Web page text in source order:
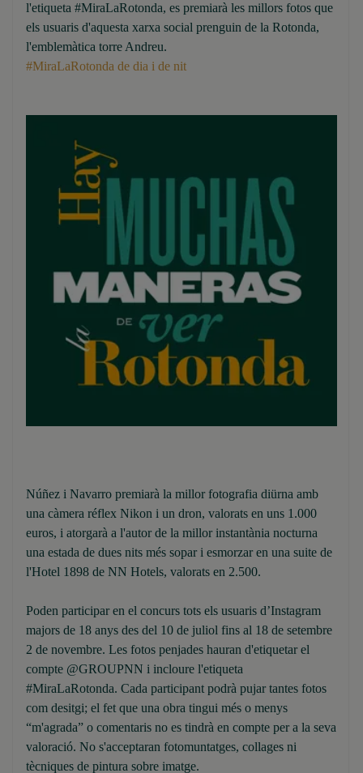
l'etiqueta #MiraLaRotonda, es premiarà les millors fotos que
els usuaris d'aquesta xarxa social prenguin de la Rotonda,
l'emblemàtica torre Andreu.
#MiraLaRotonda de dia i de nit
Núñez i Navarro premiarà la millor fotografia diürna amb
una càmera réflex Nikon i un dron, valorats en uns 1.000
euros, i atorgarà a l'autor de la millor instantània nocturna
una estada de dues nits més sopar i esmorzar en una suite de
l'Hotel 1898 de NN Hotels, valorats en 2.500.
Poden participar en el concurs tots els usuaris d’Instagram
majors de 18 anys des del 10 de juliol fins al 18 de setembre
2 de novembre. Les fotos penjades hauran d'etiquetar el
compte @GROUPNN i incloure l'etiqueta
#MiraLaRotonda. Cada participant podrà pujar tantes fotos
com desitgi; el fet que una obra tingui més o menys
“m'agrada” o comentaris no es tindrà en compte per a la seva
valoració. No s'acceptaran fotomuntatges, collages ni
tècniques de pintura sobre imatge.